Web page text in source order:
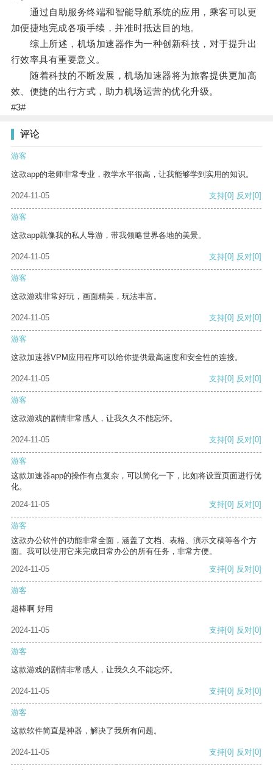
通过自助服务终端和智能导航系统的应用，乘客可以更
加便捷地完成各项手续，并准时抵达目的地。
综上所述，机场加速器作为一种创新科技，对于提升出
行效率具有重要意义。
随着科技的不断发展，机场加速器将为旅客提供更加高
效、便捷的出行方式，助力机场运营的优化升级。
#3#
评论
游客
这款app的老师非常专业，教学水平很高，让我能够学到实用的知识。
2024-11-05 支持[0] 反对[0]
游客
这款app就像我的私人导游，带我领略世界各地的美景。
2024-11-05 支持[0] 反对[0]
游客
这款游戏非常好玩，画面精美，玩法丰富。
2024-11-05 支持[0] 反对[0]
游客
这款加速器VPM应用程序可以给你提供最高速度和安全性的连接。
2024-11-05 支持[0] 反对[0]
游客
这款游戏的剧情非常感人，让我久久不能忘怀。
2024-11-05 支持[0] 反对[0]
游客
这款加速器app的操作有点复杂，可以简化一下，比如将设置页面进行优
化。
2024-11-05
支持[0] 反对[0]
游客
这款办公软件的功能非常全面，涵盖了文档、表格、演示文稿等各个方
面。我可以使用它来完成日常办公的所有任务，非常方便。
2024-11-05
支持[0] 反对[0]
游客
超棒啊 好用
2024-11-05 支持[0] 反对[0]
游客
这款游戏的剧情非常感人，让我久久不能忘怀。
2024-11-05 支持[0] 反对[0]
游客
这款软件简直是神器，解决了我所有问题。
2024-11-05 支持[0] 反对[0]